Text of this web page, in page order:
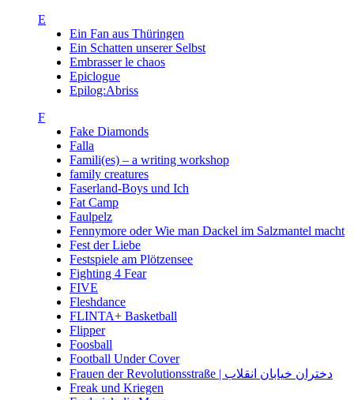
E
Ein Fan aus Thüringen
Ein Schatten unserer Selbst
Embrasser le chaos
Epiclogue
Epilog:Abriss
F
Fake Diamonds
Falla
Famili(es) – a writing workshop
family creatures
Faserland-Boys und Ich
Fat Camp
Faulpelz
Fennymore oder Wie man Dackel im Salzmantel macht
Fest der Liebe
Festspiele am Plötzensee
Fighting 4 Fear
FIVE
Fleshdance
FLINTA+ Basketball
Flipper
Foosball
Football Under Cover
Frauen der Revolutionsstraße | دختران خیابان انقلاب
Freak und Kriegen